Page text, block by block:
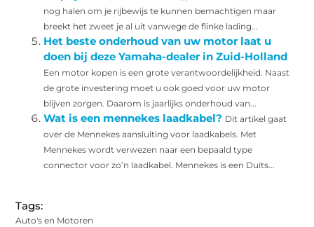
nog halen om je rijbewijs te kunnen bemachtigen maar
breekt het zweet je al uit vanwege de flinke lading...
Het beste onderhoud van uw motor laat u
doen bij deze Yamaha-dealer in Zuid-Holland
Een motor kopen is een grote verantwoordelijkheid. Naast
de grote investering moet u ook goed voor uw motor
blijven zorgen. Daarom is jaarlijks onderhoud van...
Wat is een mennekes laadkabel? Dit artikel gaat
over de Mennekes aansluiting voor laadkabels. Met
Mennekes wordt verwezen naar een bepaald type
connector voor zo’n laadkabel. Mennekes is een Duits...
Tags:
Auto's en Motoren